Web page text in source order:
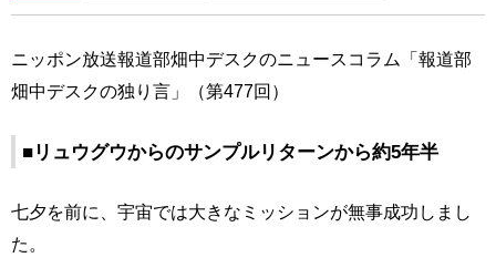
ニッポン放送報道部畑中デスクのニュースコラム「報道部
畑中デスクの独り言」（第477回）
■リュウグウからのサンプルリターンから約5年半
七夕を前に、宇宙では大きなミッションが無事成功しまし
た。